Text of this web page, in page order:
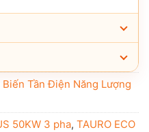
Tần Điện Năng Lượng
50KW 3 pha, TAURO ECO